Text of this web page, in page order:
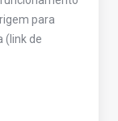
para
(link de